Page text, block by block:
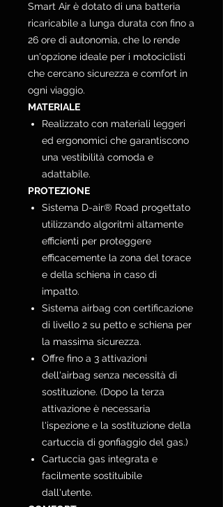
Smart Air è dotato di una batteria
ricaricabile a lunga durata con fino a
26 ore di autonomia, che lo rende
un'opzione ideale per i motociclisti
che cercano sicurezza e comfort in
ogni viaggio.
MATERIALE
Realizzato con materiali leggeri
ed ergonomici che garantiscono
una vestibilità comoda e
adattabile.
PROTEZIONE
Sistema D-air® Road progettato
utilizzando algoritmi altamente
efficienti per proteggere
efficacemente la zona del torace
e della schiena in caso di
impatto.
Sistema airbag con certificazione
di livello 2 su petto e schiena per
la massima sicurezza.
Offre fino a 3 attivazioni
dell'airbag senza necessità di
sostituzione. (Dopo la terza
attivazione è necessaria
l'ispezione e la sostituzione della
cartuccia di gonfiaggio del gas.)
Cartuccia gas integrata e
facilmente sostituibile
dall'utente.